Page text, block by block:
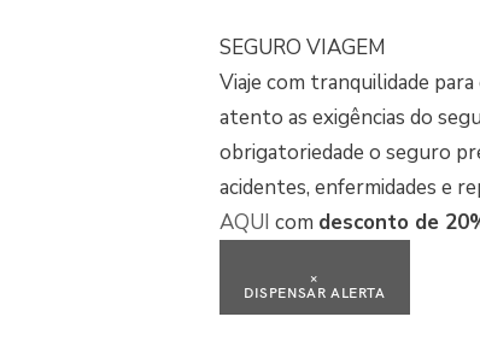
SEGURO VIAGEM
Viaje com tranquilidade
atento as exigências do
obrigatoriedade o seguro
acidentes, enfermidades e
AQUI com desconto de
×
DISPENSAR ALERTA